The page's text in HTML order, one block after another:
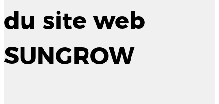
du site web
SUNGROW